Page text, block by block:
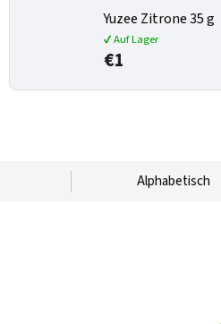
Yuzee Zitrone 35 g
✔ Auf Lager
€1
Alphabetisch